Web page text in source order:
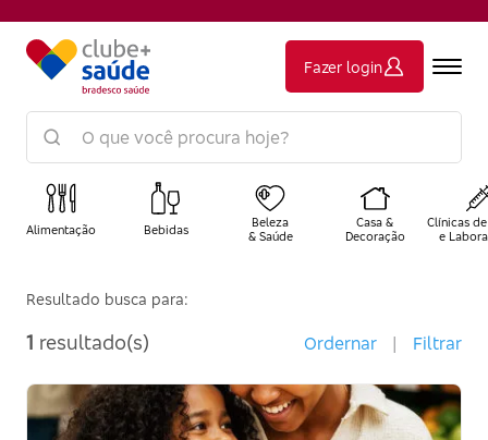
Fazer login
Alimentação Bebidas
Beleza
& Saúde
Casa &
Decoração
Clínicas
e
Resultado busca para:
1 resultado(s) Ordernar | Filtrar